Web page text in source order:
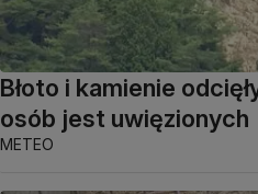
Błoto i kamienie
osób jest uwięzionych
METEO